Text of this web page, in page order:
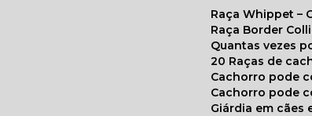
Raça Whippet
Raça Border
Quantas vezes
20 Raças de
Cachorro pode
Cachorro pode
Giárdia em